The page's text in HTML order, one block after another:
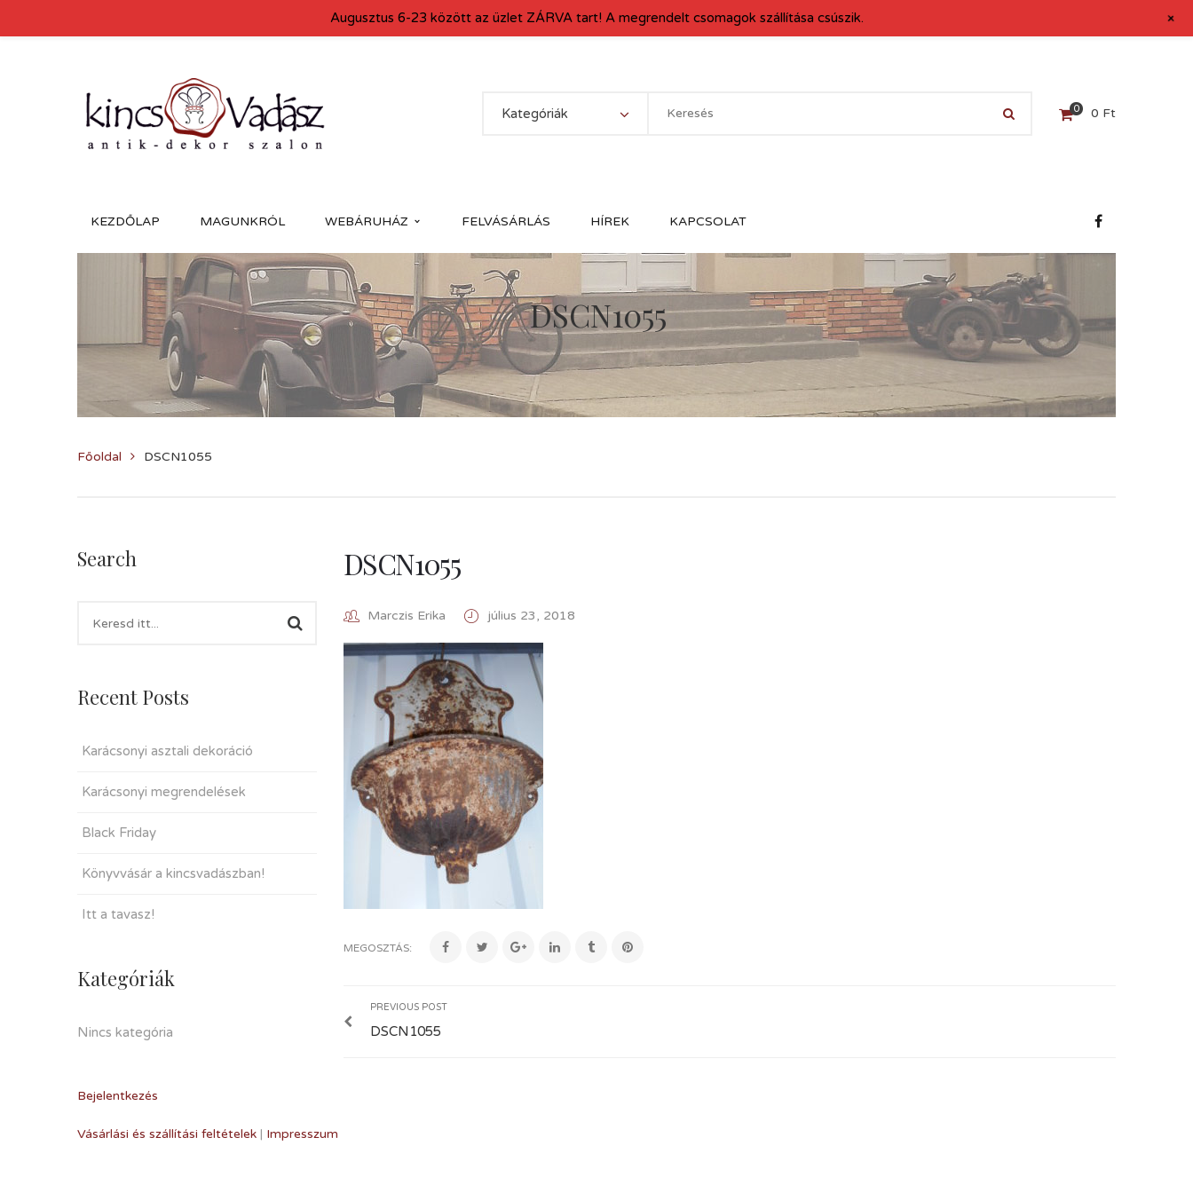
Kategóriák 0 0 Ft
KEZDŐLAP MAGUNKRÓL WEBÁRUHÁZ FELVÁSÁRLÁS HÍREK KAPCSOLAT
DSCN1055
Főoldal DSCN1055
Search
Recent Posts
Karácsonyi asztali dekoráció
Karácsonyi megrendelések
Black Friday
Könyvvásár a kincsvadászban!
Itt a tavasz!
Kategóriák
Nincs kategória
Bejelentkezés
DSCN1055
Marczis Erika július 23, 2018
MEGOSZTÁS:
PREVIOUS POST
DSCN1055
Vásárlási és szállítási feltételek | Impresszum
Augusztus 6-23 között az üzlet ZÁRVA tart! A megrendelt csomagok szállítása csúszik. +